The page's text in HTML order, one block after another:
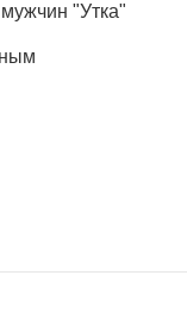
"Утка"